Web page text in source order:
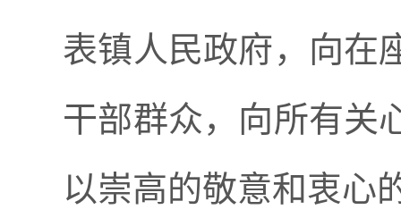
表镇人民政府，向在
干部群众，向所有关
以崇高的敬意和衷心